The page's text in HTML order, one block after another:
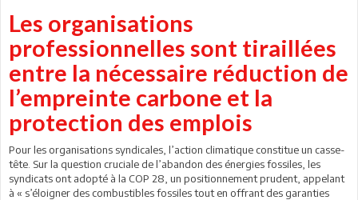
Les organisations
professionnelles sont tiraillées
entre la nécessaire réduction de
l’empreinte carbone et la
protection des emplois
Pour les organisations syndicales, l’action climatique constitue un casse-
tête. Sur la question cruciale de l’abandon des énergies fossiles, les
syndicats ont adopté à la COP 28, un positionnement prudent, appelant
à « s’éloigner des combustibles fossiles tout en offrant des garanties